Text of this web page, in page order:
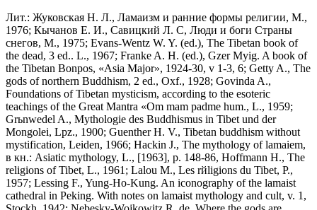
Лит.: Жуковская Н. Л., Ламаизм и ранние формы религии, М.,
1976; Кычанов Е. И., Савицкий Л. С, Люди и боги Страны
снегов, М., 1975; Evans-Wentz W. Y. (ed.), The Tibetan book of
the dead, 3 ed.. L., 1967; Franke A. H. (ed.), Gzer Myig. A book of
the Tibetan Bonpos, «Asia Major», 1924-30, v 1-3, 6; Getty A., The
gods of northern Buddhism, 2 ed., Oxf., 1928; Govinda A.,
Foundations of Tibetan mysticism, according to the esoteric
teachings of the Great Mantra «Om mam padme hum., L., 1959;
Grьnwedel A., Mythologie des Buddhismus in Tibet und der
Mongolei, Lpz., 1900; Guenther H. V., Tibetan buddhism without
mystification, Leiden, 1966; Hackin J., The mythology of lamaiem,
в кн.: Asiatic mythology, L., [1963], p. 148-86, Hoffmann H., The
religions of Tibet, L., 1961; Lalou M., Les rйligions du Tibet, P.,
1957; Lessing F., Yung-Ho-Kung. An iconography of the lamaist
cathedral in Peking. With notes on lamaist mythology and cult, v. 1,